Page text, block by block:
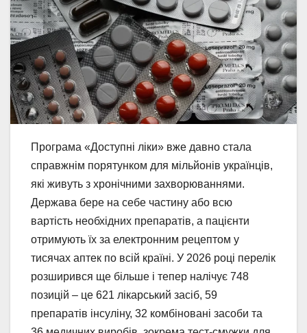
Програма «Доступні ліки» вже давно стала
справжнім порятунком для мільйонів українців,
які живуть з хронічними захворюваннями.
Держава бере на себе частину або всю
вартість необхідних препаратів, а пацієнти
отримують їх за електронним рецептом у
тисячах аптек по всій країні. У 2026 році перелік
розширився ще більше і тепер налічує 748
позицій – це 621 лікарський засіб, 59
препаратів інсуліну, 32 комбіновані засоби та